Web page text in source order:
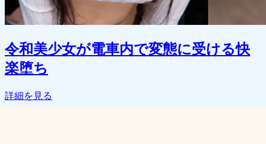
令和美少女が電車内で変態に受ける快
楽堕ち
詳細を見る